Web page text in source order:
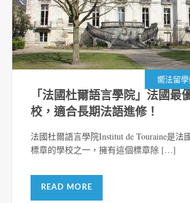
嚮法留
「法國杜爾語言學院」法國最
校，適合長期法語進修！
法國杜爾語言學院Institut de Touraine是法
標章的學校之一，擁有這個標章除 […]
READ MORE